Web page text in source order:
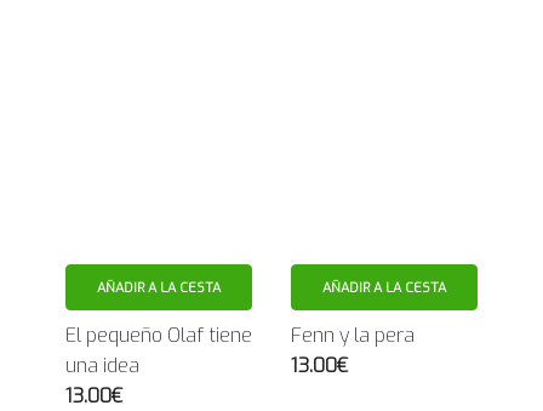
AÑADIR A LA CESTA
El pequeño Olaf tiene
una idea
13.00€
AÑADIR A LA CESTA
Fenn y la pera
13.00€